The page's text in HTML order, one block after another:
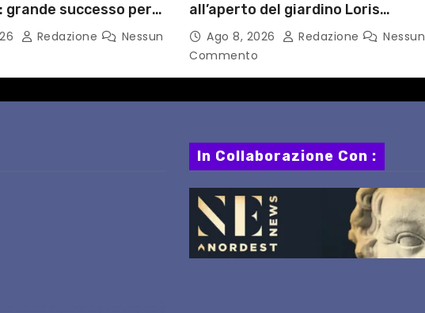
grande successo per
delle imprese del
Redazione
Nessun
all’aperto del giardino Loris
Fortuna LA MIA FAMIGLIA A TAIPEI
Ago 8, 2026 Redazione
Nessun
Commento
In Collaborazione Con :